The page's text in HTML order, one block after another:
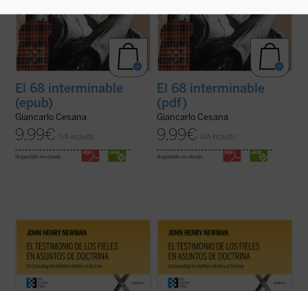
El 68 interminable
(epub)
Giancarlo Cesana
9,99€ IVA incluido
disponible en ebook:
El 68 interminable
(pdf)
Giancarlo Cesana
9,99€ IVA incluido
disponible en ebook:
El testimonio de los fieles en asuntos de
significativos de John Henry Newman en
su etapa católica. Publicado en 1859 en la
revistaThe Rambler, aborda una cuestión
decisiva en la vida de la ...(ver ficha)
El testimonio de los fieles en asuntos de
significativos de John Henry Newman en
su etapa católica. Publicado en 1859 en la
revistaThe Rambler, aborda una cuestión
decisiva en la vida de la ...(ver ficha)